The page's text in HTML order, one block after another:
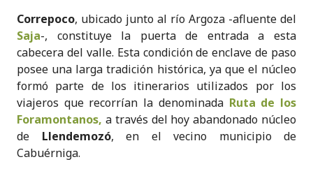
Correpoco, ubicado junto al río Argoza -afluente del
Saja-, constituye la puerta de entrada a esta
cabecera del valle. Esta condición de enclave de paso
posee una larga tradición histórica, ya que el núcleo
formó parte de los itinerarios utilizados por los
viajeros que recorrían la denominada Ruta de los
Foramontanos, a través del hoy abandonado núcleo
de Llendemozó, en el vecino municipio de
Cabuérniga.